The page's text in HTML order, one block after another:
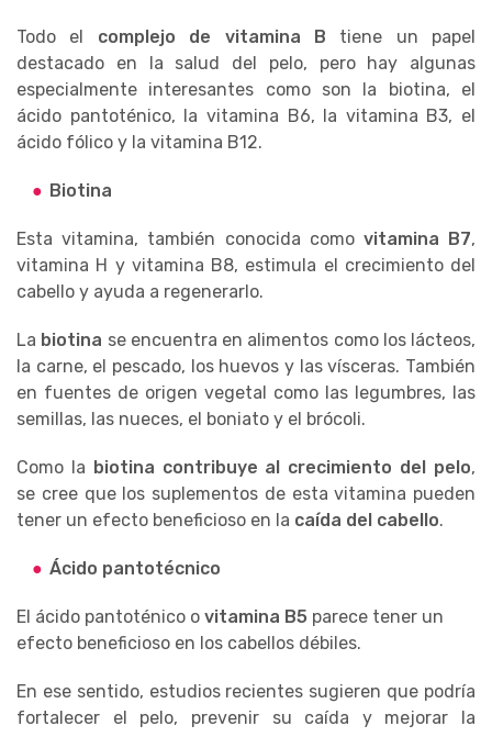
Todo el complejo de vitamina B tiene un papel
destacado en la salud del pelo, pero hay algunas
especialmente interesantes como son la biotina, el
ácido pantoténico, la vitamina B6, la vitamina B3, el
ácido fólico y la vitamina B12.
Biotina
Esta vitamina, también conocida como vitamina B7,
vitamina H y vitamina B8, estimula el crecimiento del
cabello y ayuda a regenerarlo.
La biotina se encuentra en alimentos como los lácteos,
la carne, el pescado, los huevos y las vísceras. También
en fuentes de origen vegetal como las legumbres, las
semillas, las nueces, el boniato y el brócoli.
Como la biotina contribuye al crecimiento del pelo,
se cree que los suplementos de esta vitamina pueden
tener un efecto beneficioso en la caída del cabello.
Ácido pantotécnico
El ácido pantoténico o vitamina B5 parece tener un
efecto beneficioso en los cabellos débiles.
En ese sentido, estudios recientes sugieren que podría
fortalecer el pelo, prevenir su caída y mejorar la